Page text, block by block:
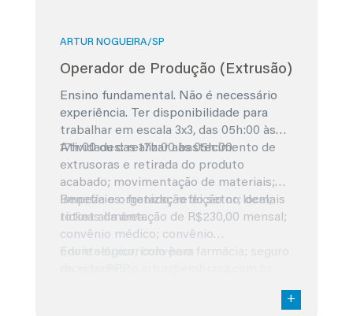
ARTUR NOGUEIRA/SP
Operador de Produção (Extrusão)
Ensino fundamental. Não é necessário
experiência. Ter disponibilidade para
trabalhar em escala 3x3, das 05h:00 às
17h:00 ou das 17h:00 às 05h:00.
Atividades: realizar abastecimento de
extrusoras e retirada do produto
acabado; movimentação de materiais;
limpeza e organização do setor; demais
rotinas da área.
Benefícios: fretado; refeição no local;
ticket alimentação de R$230,00 mensal;
convênio médico; convênio
odontológico; convênio farmácia; seguro
Envie seu currículo para